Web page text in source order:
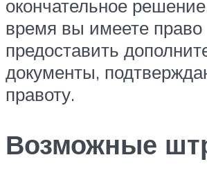
окончательное
время вы имеете право
предоставить
документы,
правоту.
Возможные